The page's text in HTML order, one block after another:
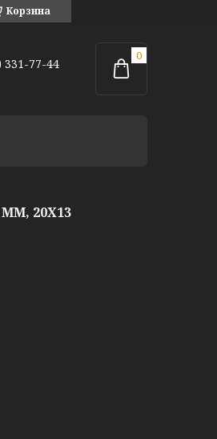
Корзина
331-77-44
20Х13